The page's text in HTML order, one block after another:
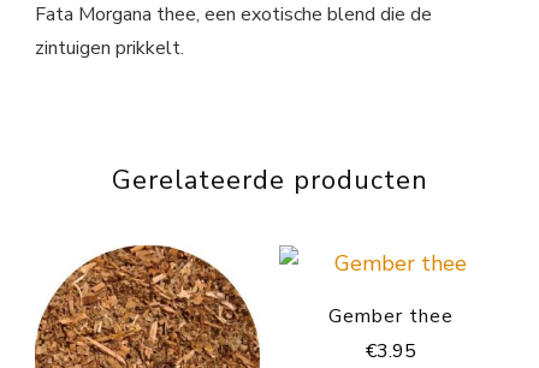
Fata Morgana thee, een exotische blend die de
zintuigen prikkelt.
Gerelateerde producten
Gember thee
€3.95